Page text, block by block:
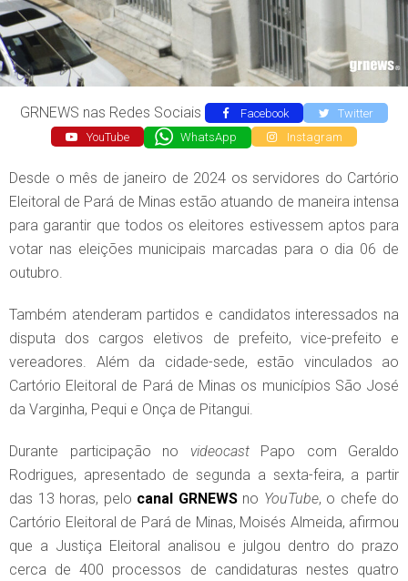
GRNEWS nas Redes Sociais Facebook
Twitter
YouTube
WhatsApp Instagram
Desde o mês de janeiro de 2024 os servidores do Cartório
Eleitoral de Pará de Minas estão atuando de maneira intensa
para garantir que todos os eleitores estivessem aptos para
votar nas eleições municipais marcadas para o dia 06 de
outubro.
Também atenderam partidos e candidatos interessados na
disputa dos cargos eletivos de prefeito, vice-prefeito e
vereadores. Além da cidade-sede, estão vinculados ao
Cartório Eleitoral de Pará de Minas os municípios São José
da Varginha, Pequi e Onça de Pitangui.
Durante participação no videocastPapo com Geraldo
Rodrigues, apresentado de segunda a sexta-feira, a partir
das 13 horas, pelo canal GRNEWSno YouTube, o chefe do
Cartório Eleitoral de Pará de Minas, Moisés Almeida, afirmou
que a Justiça Eleitoral analisou e julgou dentro do prazo
cerca de 400 processos de candidaturas nestes quatro